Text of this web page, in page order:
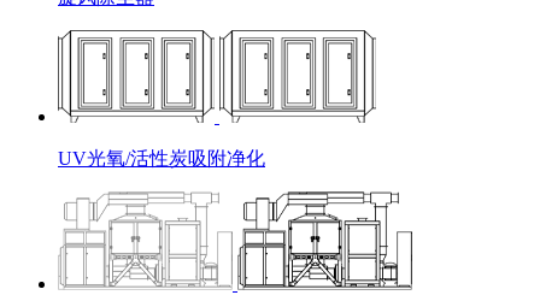
UV光氧/活性炭吸附净化